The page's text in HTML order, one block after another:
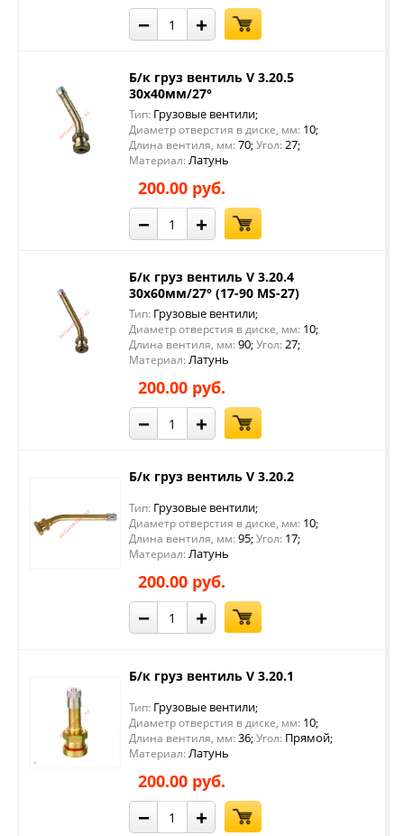
− +
Б/к груз вентиль V 3.20.5
30х40мм/27°
Тип: Грузовые вентили;
Диаметр отверстия в диске, мм: 10;
Длина вентиля, мм: 70;Угол: 27;
Материал: Латунь
200.00 руб.
− +
Б/к груз вентиль V 3.20.4
30х60мм/27° (17-90 MS-27)
Тип: Грузовые вентили;
Диаметр отверстия в диске, мм: 10;
Длина вентиля, мм: 90;Угол: 27;
Материал: Латунь
200.00 руб.
− +
Б/к груз вентиль V 3.20.2
Тип: Грузовые вентили;
Диаметр отверстия в диске, мм: 10;
Длина вентиля, мм: 95;Угол: 17;
Материал: Латунь
200.00 руб.
− +
Б/к груз вентиль V 3.20.1
Тип: Грузовые вентили;
Диаметр отверстия в диске, мм: 10;
Длина вентиля, мм: 36;Угол: Прямой;
Материал: Латунь
200.00 руб.
− +